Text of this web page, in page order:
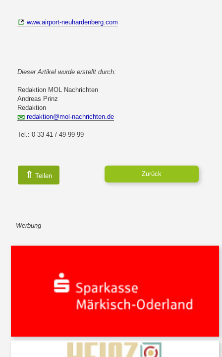
www.airport-neuhardenberg.com
Dieser Artikel wurde erstellt durch:
Redaktion MOL Nachrichten
Andreas Prinz
Redaktion
redaktion@mol-nachrichten.de
Tel.: 0 33 41 / 49 99 99
⇑ Teilen Zurück
Werbung